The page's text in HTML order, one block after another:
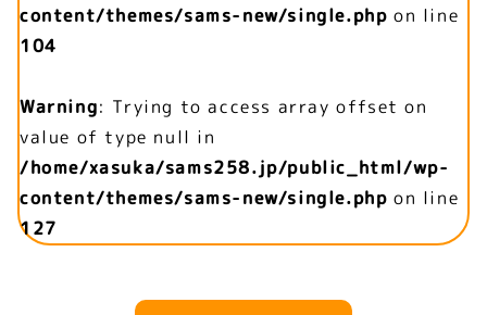
content/themes/sams-new/single.php on line
104
Warning: Trying to access array offset on
value of type null in
/home/xasuka/sams258.jp/public_html/wp-
content/themes/sams-new/single.php on line
127